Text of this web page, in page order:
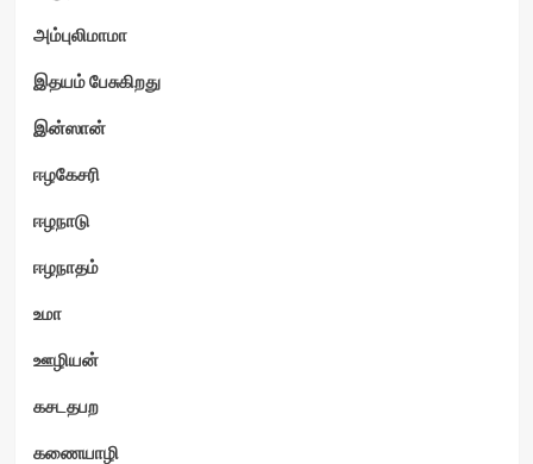
அம்புலிமாமா
இதயம் பேசுகிறது
இன்ஸான்
ஈழகேசரி
ஈழநாடு
ஈழநாதம்
உமா
ஊழியன்
கசடதபற
கணையாழி